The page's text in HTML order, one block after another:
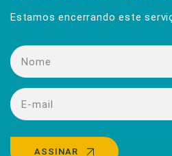
Estamos encerrando este
ASSINAR